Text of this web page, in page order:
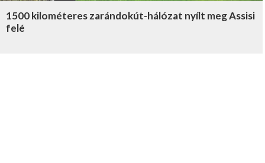
1500 kilométeres zarándokút-hálózat nyílt meg Assisi
felé